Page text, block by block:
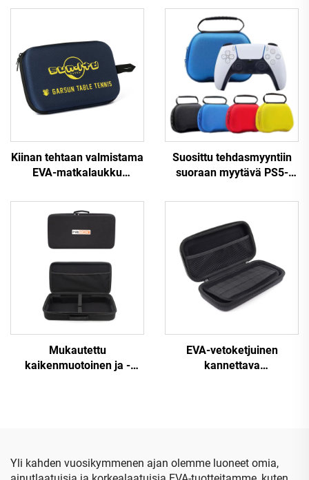
Kiinan tehtaan valmistama
EVA-matkalaukku
mukautettavaksi, kevyeksi
ja kestäväksi
kovakantiseksi EVA-
matkalaukuksi mustalle
pöytätennispallopeleille,
suljettava vetoketjuilla
Suosittu tehdasmyyntiin
suoraan myytävä PS5-
suojava EVA-kantokotelo
PS5-ohjaimelle
Mukautettu
kaikenmuotoinen ja -
EVA-vetoketjuinen
kannettava
toimistotarvikelaatikko
Yli kahden vuosikymmenen ajan olemme luoneet omia,